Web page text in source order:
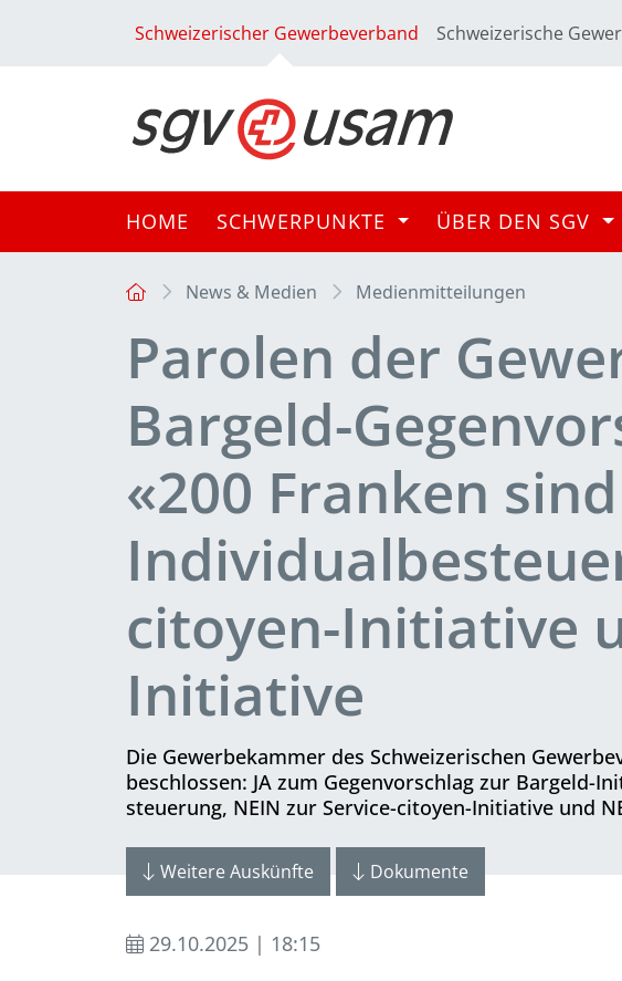
Schweizerischer Gewerbeverband Schweizerische
HOME SCHWERPUNKTE ÜBER DEN SGV
News & Medien Medienmitteilungen
Parolen der
Bargeld-
«200 Franken
citoyen-Initiative
Initiative
Die Gewerbekammer des Schwei­ze­rischen
beschlossen: JA zum Gegenvorschlag zur Bargeld-
steuerung, NEIN zur Service-citoyen-Initiative und
Weitere Auskünfte Dokumente
29.10.2025 | 18:15